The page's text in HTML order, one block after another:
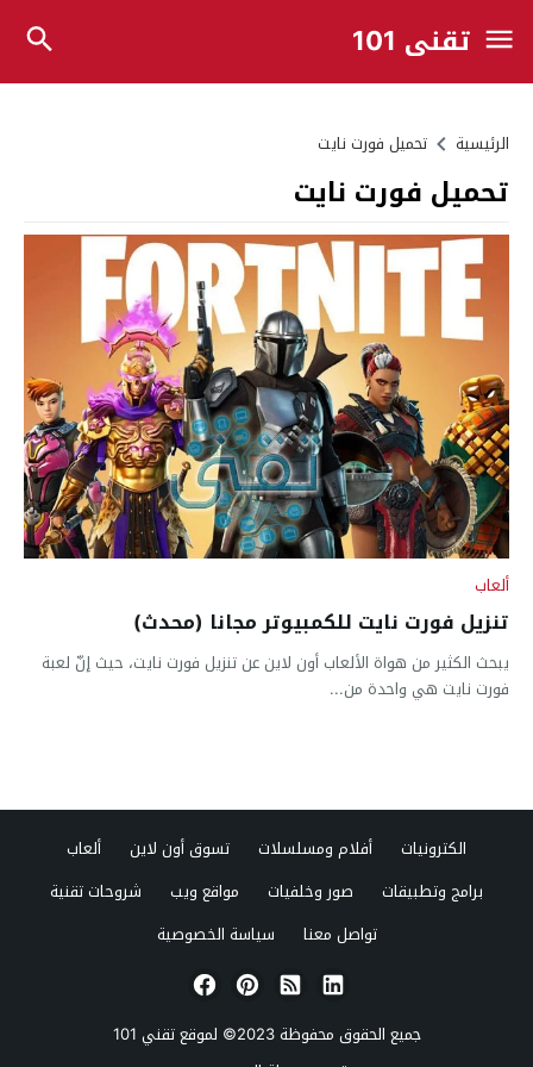
تقني 101
الرئيسية تحميل فورت نايت
تحميل فورت نايت
ألعاب
تنزيل فورت نايت للكمبيوتر مجانا (محدث)
يبحث الكثير من هواة الألعاب أون لاين عن تنزيل فورت نايت، حيث إنّ لعبة
فورت نايت هي واحدة من...
الكترونيات أفلام ومسلسلات تسوق أون لاين
ألعاب
برامج وتطبيقات
صور وخلفيات مواقع ويب
شروحات تقنية
تواصل معنا
سياسة الخصوصية
جميع الحقوق محفوظة 2023© لموقع
تقني 101